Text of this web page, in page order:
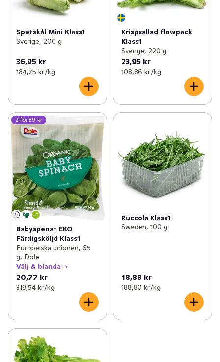
Spetskål Mini Klass1
Sverige, 200 g
36,95 kr
184,75 kr /kg
Krispsallad flowpack
Klass1
Sverige, 220 g
23,95 kr
108,86 kr /kg
2 för 39 kr
Babyspenat EKO
Färdigsköljd Klass1
Europeiska unionen, 65
g, Dole
Välj & blanda
20,77 kr
319,54 kr /kg
Ruccola Klass1
Sweden, 100 g
18,88 kr
188,80 kr /kg